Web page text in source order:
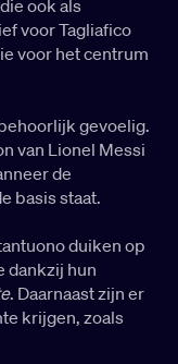
ook als
voor Tagliafico
voor het centrum
gevoelig.
van Lionel Messi
de
basis staat.
duiken op
dankzij hun
. Daarnaast zijn er
krijgen, zoals